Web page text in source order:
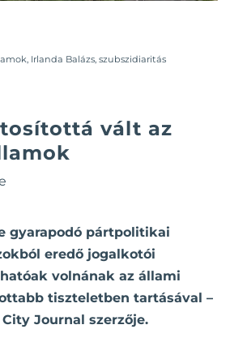
, Irlanda Balázs, szubszidiaritás
vált az
gyarapodó pártpolitikai
eredő jogalkotói
volnának az állami
tiszteletben tartásával –
Journal szerzője.